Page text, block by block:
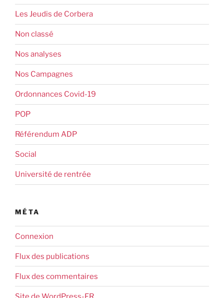
Les Jeudis de Corbera
Non classé
Nos analyses
Nos Campagnes
Ordonnances Covid-19
POP
Référendum ADP
Social
Université de rentrée
MÉTA
Connexion
Flux des publications
Flux des commentaires